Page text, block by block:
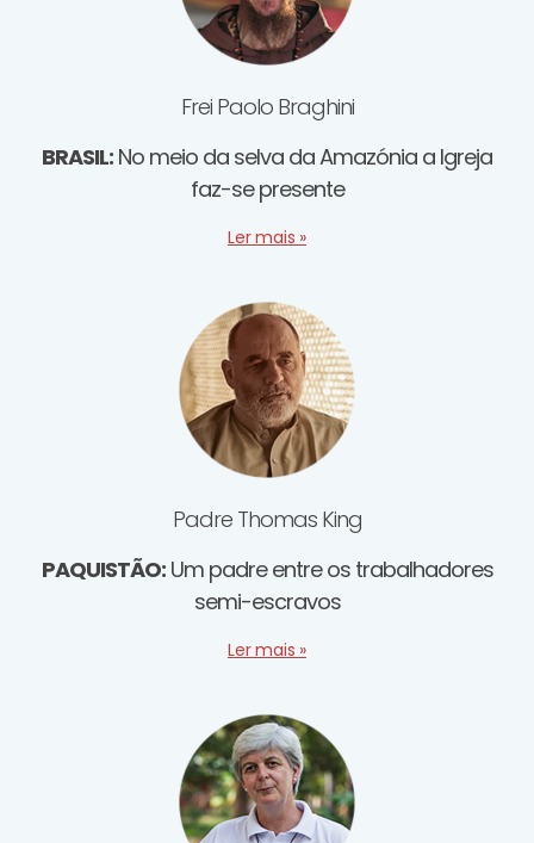
Frei Paolo Braghini
BRASIL: No meio da selva da Amazónia a Igreja
faz-se presente
Ler mais »
Padre Thomas King
PAQUISTÃO:Um padre entre os trabalhadores
semi-escravos
Ler mais »